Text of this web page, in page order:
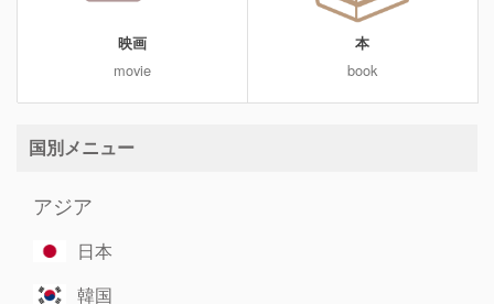
映画
movie
本
book
国別メニュー
アジア
日本
韓国